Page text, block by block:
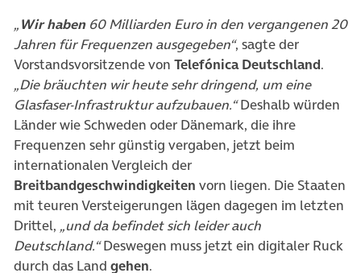
„Wir haben60 Milliarden Euro in den vergangenen 20
Jahren für Frequenzen ausgegeben“, sagte der
Vorstandsvorsitzende von Telefónica Deutschland.
„Die bräuchten wir heute sehr dringend, um eine
Glasfaser-Infrastruktur aufzubauen.“Deshalb würden
Länder wie Schweden oder Dänemark, die ihre
Frequenzen sehr günstig vergaben, jetzt beim
internationalen Vergleich der
Breitbandgeschwindigkeiten vorn liegen. Die Staaten
mit teuren Versteigerungen lägen dagegen im letzten
Drittel, „und da befindet sich leider auch
Deutschland.“Deswegen muss jetzt ein digitaler Ruck
durch das Land gehen.